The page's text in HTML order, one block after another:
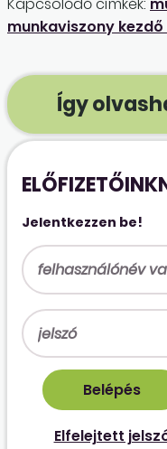
Kapcsolódó címkék:
munkaviszony
Így
Jelentkezzen be!
Elfelejtett